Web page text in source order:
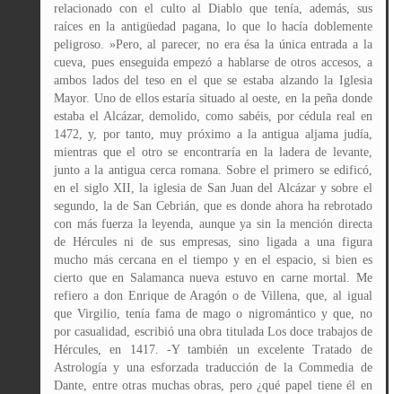
relacionado con el culto al Diablo que tenía, además, sus
raíces en la antigüedad pagana, lo que lo hacía doblemente
peligroso. »Pero, al parecer, no era ésa la única entrada a la
cueva, pues enseguida empezó a hablarse de otros accesos, a
ambos lados del teso en el que se estaba alzando la Iglesia
Mayor. Uno de ellos estaría situado al oeste, en la peña donde
estaba el Alcázar, demolido, como sabéis, por cédula real en
1472, y, por tanto, muy próximo a la antigua aljama judía,
mientras que el otro se encontraría en la ladera de levante,
junto a la antigua cerca romana. Sobre el primero se edificó,
en el siglo XII, la iglesia de San Juan del Alcázar y sobre el
segundo, la de San Cebrián, que es donde ahora ha rebrotado
con más fuerza la leyenda, aunque ya sin la mención directa
de Hércules ni de sus empresas, sino ligada a una figura
mucho más cercana en el tiempo y en el espacio, si bien es
cierto que en Salamanca nueva estuvo en carne mortal. Me
refiero a don Enrique de Aragón o de Villena, que, al igual
que Virgilio, tenía fama de mago o nigromántico y que, no
por casualidad, escribió una obra titulada Los doce trabajos de
Hércules, en 1417. -Y también un excelente Tratado de
Astrología y una esforzada traducción de la Commedia de
Dante, entre otras muchas obras, pero ¿qué papel tiene él en